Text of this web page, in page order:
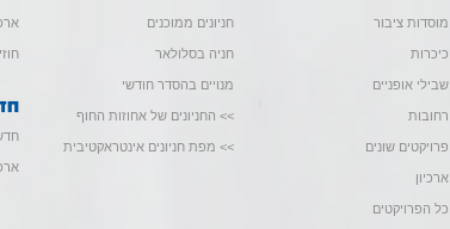
מוסדות ציבור
כיכרות
שבילי אופניים
רחובות
פרויקטים שונים
ארכיון
כל הפרויקטים
חניונים ממוכנים
חניה בסלולאר
מנויים בהסדר חודשי
>> החניונים של אחוזות החוף
>> מפת חניונים אינטראקטיבית